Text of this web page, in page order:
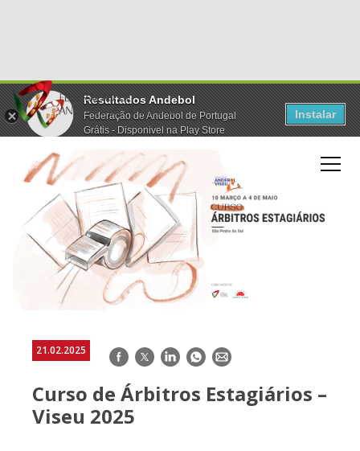
Resultados Andebol
Federação de Andebol de Portugal
Grátis - Disponivel na Play Store
Instalar
21.02.2025 Facebook
TwitterLinkedInWhatsApp
E-
Curso de Árbitros Estagiários –
Viseu 2025